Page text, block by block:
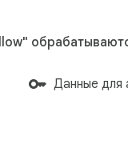
Данные для